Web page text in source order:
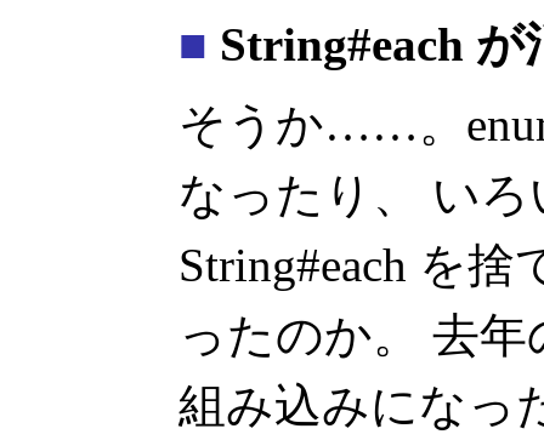
■ String#each
そうか……。
なったり、 い
String#each を
ったのか。 去年
組み込みになっ